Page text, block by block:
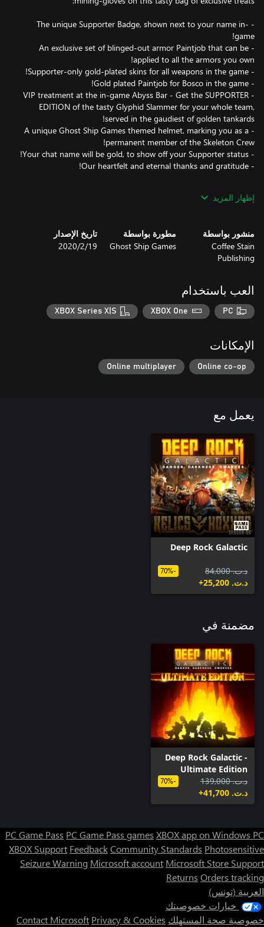
- The unique Supporter Badge, shown next to your name in-
- An exclusive set of blinged-out armor Paintjob that can be
- VIP treatment at the in-game Abyss Bar - Get the SUPPORTER
EDITION of the tasty Glyphid Slammer for your whole team,
- A unique Ghost Ship Games themed helmet, marking you as a
By buying this Add-on you are first of all showing your support
إظهار المزيد
منشور بواسطة
Coffee Stain
Publishing
مطورة بواسطة
Ghost Ship Games
تاريخ الإصدار
19‏/2‏/2020
العب باستخدام
PC
XBOX One
XBOX Series X|S
الإمكانات
Online co-op
Online multiplayer
يعمل مع
Deep Rock Galactic
د.ت.‏ 84,000
د.ت.‏ 25,200+
-70%
مضمنة في
Deep Rock Galactic -
Ultimate Edition
د.ت.‏ 139,000
د.ت.‏ 41,700+
-70%
PC Game Pass PC Game Pass games XBOX app on Windows PC
XBOX Support FeedbackCommunity Standards Photosensitive
Seizure Warning Microsoft account Microsoft Store Support
Returns Orders tracking
العربية (تونس)
خيارات خصوصيتك
خصوصية صحة المستهلك
Contact Microsoft Privacy & Cookies